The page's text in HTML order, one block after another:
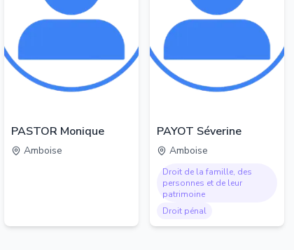
PASTOR Monique
Amboise
PAYOT Séverine
Amboise
Droit de la famille, des
personnes et de leur
patrimoine
Droit pénal